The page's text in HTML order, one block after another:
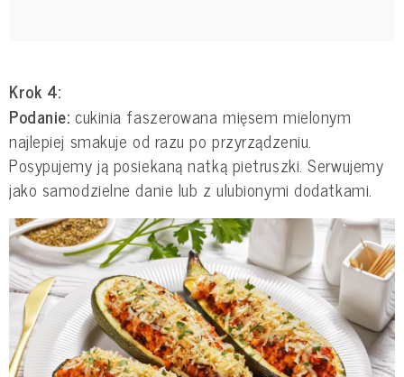
Krok 4:
Podanie: cukinia faszerowana mięsem mielonym
najlepiej smakuje od razu po przyrządzeniu.
Posypujemy ją posiekaną natką pietruszki. Serwujemy
jako samodzielne danie lub z ulubionymi dodatkami.